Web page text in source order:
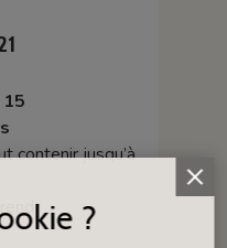
15
contenir jusqu’à
:
?